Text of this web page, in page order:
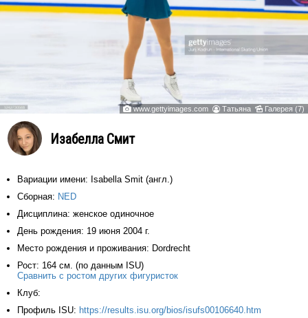
 www.gettyimages.com  Татьяна  Галерея (7)
Изабелла Смит
Вариации имени: Isabella Smit (англ.)
Сборная: NED
Дисциплина: женское одиночное
День рождения: 19 июня 2004 г.
Место рождения и проживания: Dordrecht
Рост: 164 см. (по данным ISU)
Сравнить с ростом других фигуристок
Клуб:
Профиль ISU: https://results.isu.org/bios/isufs00106640.htm